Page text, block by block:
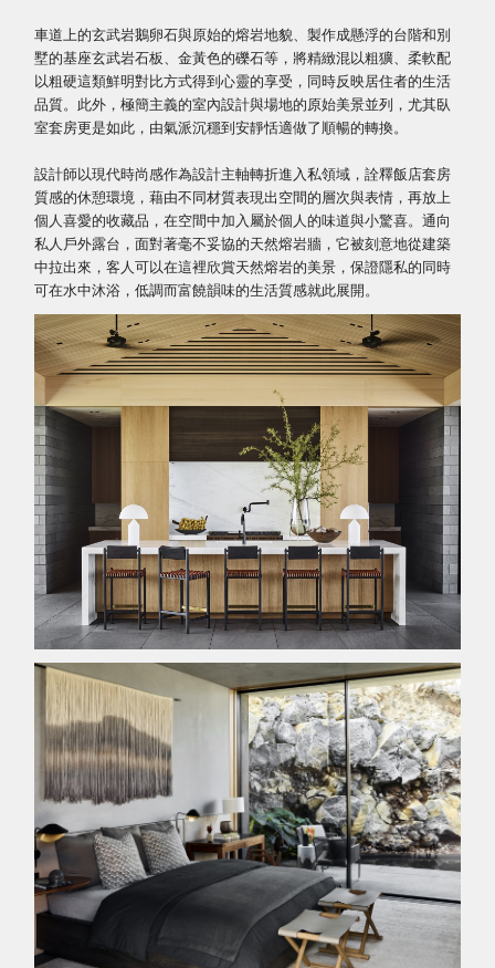
車道上的玄武岩鵝卵石與原始的熔岩地貌、製作成懸浮的台階和別
墅的基座玄武岩石板、金黃色的礫石等，將精緻混以粗獷、柔軟配
以粗硬這類鮮明對比方式得到心靈的享受，同時反映居住者的生活
品質。此外，極簡主義的室內設計與場地的原始美景並列，尤其臥
室套房更是如此，由氣派沉穩到安靜恬適做了順暢的轉換。
設計師以現代時尚感作為設計主軸轉折進入私領域，詮釋飯店套房
質感的休憩環境，藉由不同材質表現出空間的層次與表情，再放上
個人喜愛的收藏品，在空間中加入屬於個人的味道與小驚喜。通向
私人戶外露台，面對著毫不妥協的天然熔岩牆，它被刻意地從建築
中拉出來，客人可以在這裡欣賞天然熔岩的美景，保證隱私的同時
可在水中沐浴，低調而富饒韻味的生活質感就此展開。